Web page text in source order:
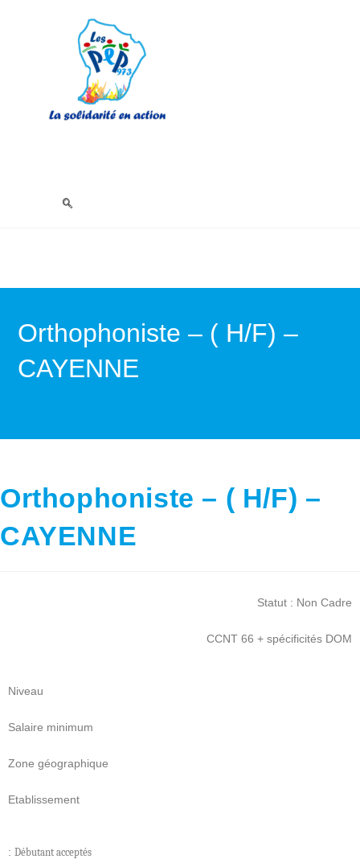
Orthophoniste – ( H/F) –
CAYENNE
Orthophoniste – ( H/F) –
CAYENNE
Statut : Non Cadre
CCNT 66 + spécificités DOM
Niveau
Salaire minimum
Zone géographique
Etablissement
: Débutant acceptés